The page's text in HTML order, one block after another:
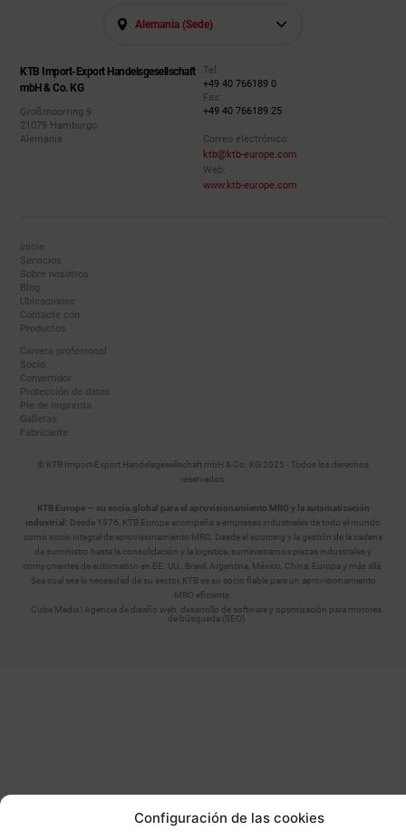
Configuración de las cookies
Alemania (sede)
KTB Import-Export Handelsgesellschaft
mbH & Co. KG
Großmoorring 9
21079 Hamburgo
Alemania
Tel:
+49 40 766189 0
Fax:
+49 40 766189 25
Correo electrónico:
ktb@ktb-europe.com
Web:
www.ktb-europe.com
Inicie
Servicios
Sobre nosotros
Blog
Ubicaciones
Contacte con
Productos
Carrera profesional
Socio
Convertidor
Protección de datos
Pie de imprenta
Galletas
Fabricante
© KTB Import-Export Handelsgesellschaft mbH & Co. KG 2025 - Todos los derechos
reservados.
KTB Europe — su socio global para el aprovisionamiento MRO y la automatización
industrial: Desde 1976, KTB Europe acompaña a empresas industriales de todo el mundo
como socio integral de aprovisionamiento MRO. Desde el sourcing y la gestión de la cadena
de suministro hasta la consolidación y la logística, suministramos piezas industriales y
componentes de automation en EE. UU., Brasil, Argentina, México, China, Europa y más allá.
Sea cual sea la necesidad de su sector, KTB es su socio fiable para un aprovisionamiento
MRO eficiente.
Cube Media | Agencia de diseño web, desarrollo de software y optimización para motores
de búsqueda (SEO)